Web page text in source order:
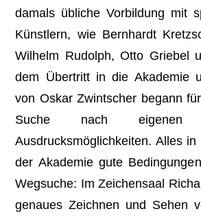
damals übliche Vorbildung mit
Künstlern, wie Bernhardt
Wilhelm Rudolph, Otto Griebel
dem Übertritt in die Akademie
von Oskar Zwintscher begann
Suche nach eigenen
Ausdrucksmöglichkeiten. Alles
der Akademie gute
Wegsuche: Im Zeichensaal
genaues Zeichnen und Sehen